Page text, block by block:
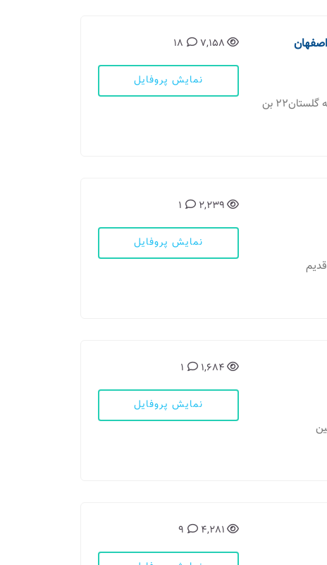
خیابان امام خمینی خیابان شهید اسماعیلی کوچه گلستان22 بن
7,158
18
نمایش پروفایل
2,239
1
نمایش پروفایل
1,684
1
نمایش پروفایل
4,281
9